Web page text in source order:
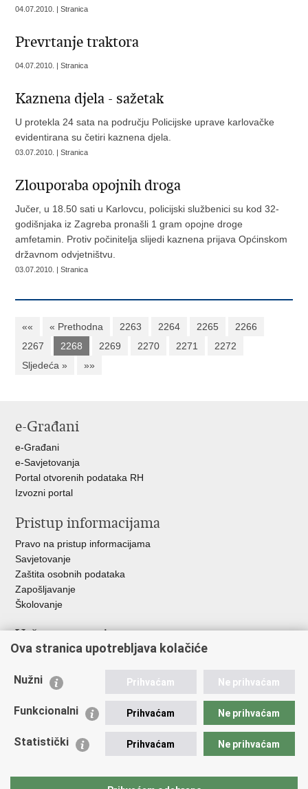
04.07.2010. | Stranica
Prevrtanje traktora
04.07.2010. | Stranica
Kaznena djela - sažetak
U protekla 24 sata na području Policijske uprave karlovačke
evidentirana su četiri kaznena djela.
03.07.2010. | Stranica
Zlouporaba opojnih droga
Jučer, u 18.50 sati u Karlovcu, policijski službenici su kod 32-
godišnjaka iz Zagreba pronašli 1 gram opojne droge
amfetamin. Protiv počinitelja slijedi kaznena prijava Općinskom
državnom odvjetništvu.
03.07.2010. | Stranica
«« « Prethodna 2263 2264 2265
2266
2267
2268 2269 2270 2271
2272
Sljedeća »
»»
e-Građani
e-Građani
e-Savjetovanja
Portal otvorenih podataka RH
Izvozni portal
Pristup informacijama
Pravo na pristup informacijama
Savjetovanje
Zaštita osobnih podataka
Zapošljavanje
Školovanje
Važne poveznice
Ministarstvo unutarnjih poslova
Udruge
Policijska akademija
Zaklada policijske solidarnosti
Vučetić"
Ova stranica upotrebljava kolačiće
Nužni Prihvaćam Ne prihvaćam
Funkcionalni Prihvaćam Ne prihvaćam
Statistički Prihvaćam Ne prihvaćam